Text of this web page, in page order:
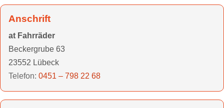
Anschrift
at Fahrräder
Beckergrube 63
23552 Lübeck
Telefon: 0451 – 798 22 68